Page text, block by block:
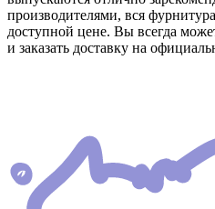
производителями, вся
доступной цене. Вы всегда
и заказать доставку на